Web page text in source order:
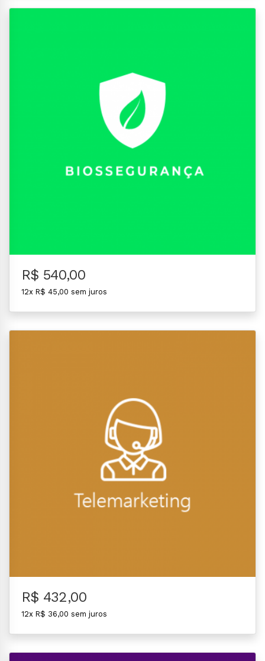
R$ 540,00
12x R$ 45,00 sem juros
R$ 432,00
12x R$ 36,00 sem juros